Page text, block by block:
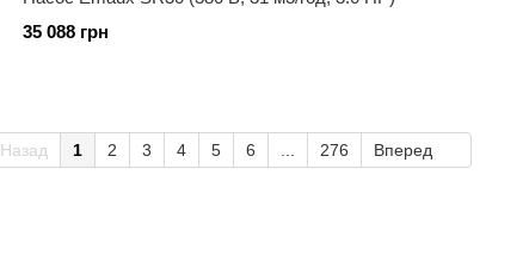
35 088 грн
Назад 1 2 3 4 5 6 276 Вперед